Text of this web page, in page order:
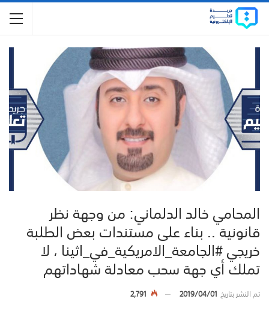
المحامي خالد الدلماني: من وجهة نظر
قانونية .. بناء على مستندات بعض الطلبة
خريجي #الجامعة_الامريكية_في_اثينا ، لا
تملك أي جهة سحب معادلة شهاداتهم
تم النشر بتاريخ 2019/04/01
2,791